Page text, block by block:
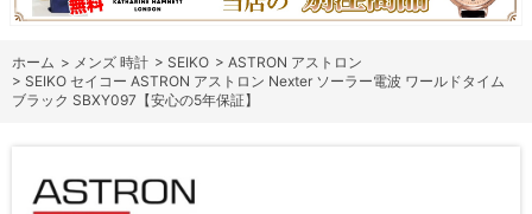
ホーム > メンズ 時計 > SEIKO > ASTRON アストロン
> SEIKO セイコー ASTRON アストロン Nexter ソーラー電波 ワールドタイム
ブラック SBXY097【安心の5年保証】